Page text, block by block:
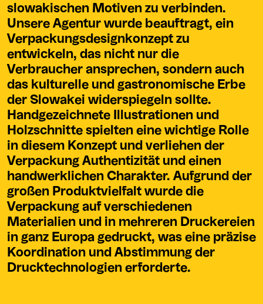
slowakischen Motiven zu verbinden.
Unsere Agentur wurde beauftragt, ein
Verpackungsdesignkonzept zu
entwickeln, das nicht nur die
Verbraucher ansprechen, sondern auch
das kulturelle und gastronomische Erbe
der Slowakei widerspiegeln sollte.
Handgezeichnete Illustrationen und
Holzschnitte spielten eine wichtige Rolle
in diesem Konzept und verliehen der
Verpackung Authentizität und einen
handwerklichen Charakter. Aufgrund der
großen Produktvielfalt wurde die
Verpackung auf verschiedenen
Materialien und in mehreren Druckereien
in ganz Europa gedruckt, was eine präzise
Koordination und Abstimmung der
Drucktechnologien erforderte.